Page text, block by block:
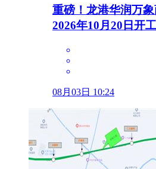
重磅！龙港华润万
2026年10月20日开工
08月03日 10:24